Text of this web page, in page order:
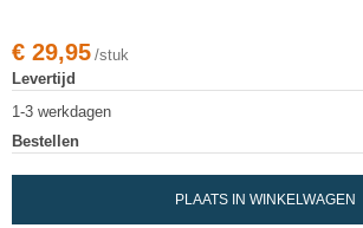
€ 29,95 /stuk
Levertijd
1-3 werkdagen
Bestellen
PLAATS IN WINKELWAGEN